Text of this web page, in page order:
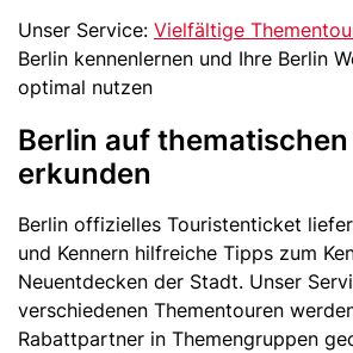
Unser Service: Vielfältige
Berlin kennenlernen und Ihre Berlin
optimal nutzen
Berlin auf thematischen
erkunden
Berlin offizielles Touristenticket
und Kennern hilfreiche Tipps zum
Neuentdecken der Stadt. Unser
verschiedenen Thementouren
Rabattpartner in Themengruppen